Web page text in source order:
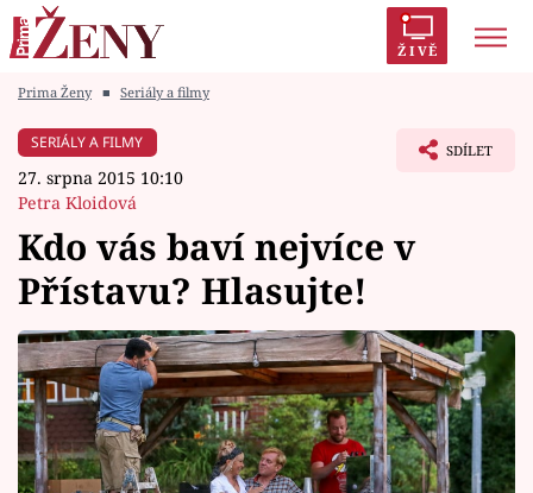
ŽIVĚ
Módní alarm
Témata
Celebrity
Vztahy
Seriály
Prima Ženy ■ Seriály a filmy
SERIÁLY A FILMY
27. srpna 2015 10:10
Petra Kloidová
SDÍLET
Kdo vás baví nejvíce v
Přístavu? Hlasujte!